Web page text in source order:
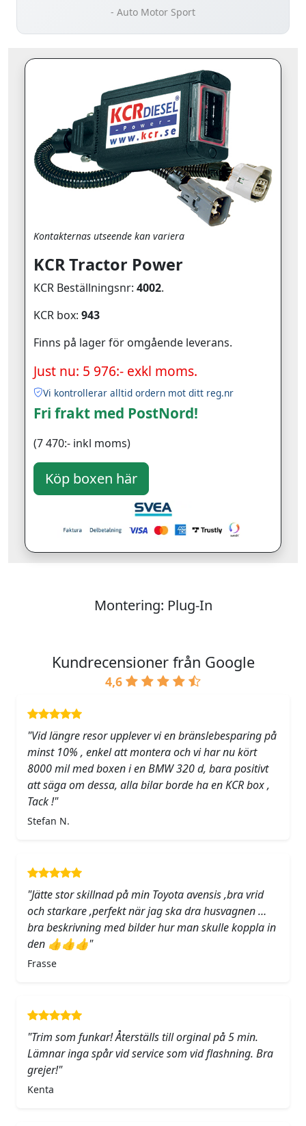
- Auto Motor Sport
Kontakternas utseende kan variera
KCR Tractor Power
KCR Beställningsnr: 4002.
KCR box: 943
Finns på lager för omgående leverans.
Just nu: 5 976:- exkl moms.
Vi kontrollerar alltid ordern mot ditt reg.nr
Fri frakt med PostNord!
(7 470:- inkl moms)
Montering: Plug-In
Kundrecensioner från Google
4,6
"Vid längre resor upplever vi en bränslebesparing på
minst 10% , enkel att montera och vi har nu kört
8000 mil med boxen i en BMW 320 d, bara positivt
att säga om dessa, alla bilar borde ha en KCR box ,
Tack !"
Stefan N.
"Jätte stor skillnad på min Toyota avensis ,bra vrid
och starkare ,perfekt när jag ska dra husvagnen …
bra beskrivning med bilder hur man skulle koppla in
den 👍👍👍"
Frasse
"Trim som funkar! Återställs till orginal på 5 min.
Lämnar inga spår vid service som vid flashning. Bra
grejer!"
Kenta